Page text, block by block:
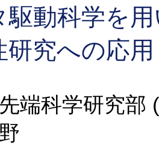
駆動科学を
研究への応用
端科学研究